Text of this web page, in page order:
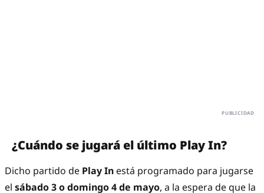
¿Cuándo se jugará el último Play In?
Dicho partido de Play In está programado para jugarse
el sábado 3 o domingo 4 de mayo, a la espera de que la